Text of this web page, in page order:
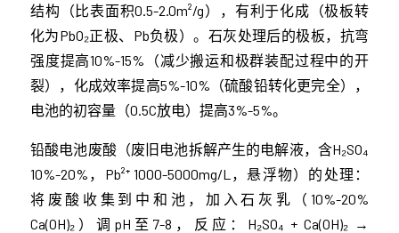
结构（比表面积0.5-2.0m²/g），有利于化成（极板转
化为PbO₂正极、Pb负极）。石灰处理后的极板，抗弯
强度提高10%-15%（减少搬运和极群装配过程中的开
裂），化成效率提高5%-10%（硫酸铅转化更完全），
电池的初容量（0.5C放电）提高3%-5%。
铅酸电池废酸（废旧电池拆解产生的电解液，含H₂SO₄
10%-20%，Pb²⁺ 1000-5000mg/L，悬浮物）的处理：
将废酸收集到中和池，加入石灰乳（10%-20%
Ca(OH)₂）调pH至7-8，反应：H₂SO₄ + Ca(OH)₂ →